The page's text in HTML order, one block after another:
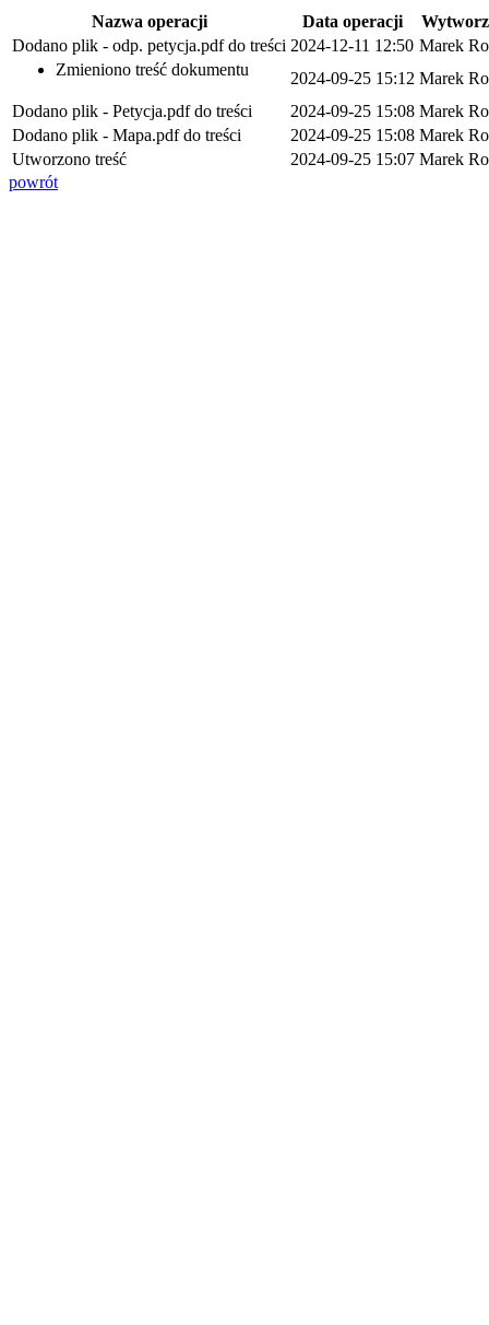
Nazwa operacji Data operacji
Dodano plik - odp. petycja.pdf do treści 2024-12-11 12:50 Marek
Zmieniono treść dokumentu
2024-09-25 15:12 Marek
Dodano plik - Petycja.pdf do treści
2024-09-25 15:08 Marek
Dodano plik - Mapa.pdf do treści
2024-09-25 15:08 Marek
Utworzono treść
2024-09-25 15:07 Marek
powrót